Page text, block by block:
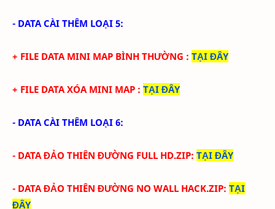
- DATA CÀI THÊM LOẠI 5:
+ FILE DATA MINI MAP BÌNH THƯỜNG : TẠI ĐÂY
+ FILE DATA XÓA MINI MAP : TẠI ĐÂY
- DATA CÀI THÊM LOẠI 6:
- DATA ĐẢO THIÊN ĐƯỜNG FULL HD.ZIP: TẠI ĐÂY
- DATA ĐẢO THIÊN ĐƯỜNG NO WALL HACK.ZIP: TẠI
ĐÂY